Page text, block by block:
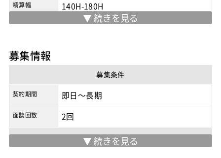
精算幅 140H-180H
勤務地 フルリモート/フルリモート
契約形態
募集情報
募集条件
契約期間 即日～長期
面談回数 2回
現場情報